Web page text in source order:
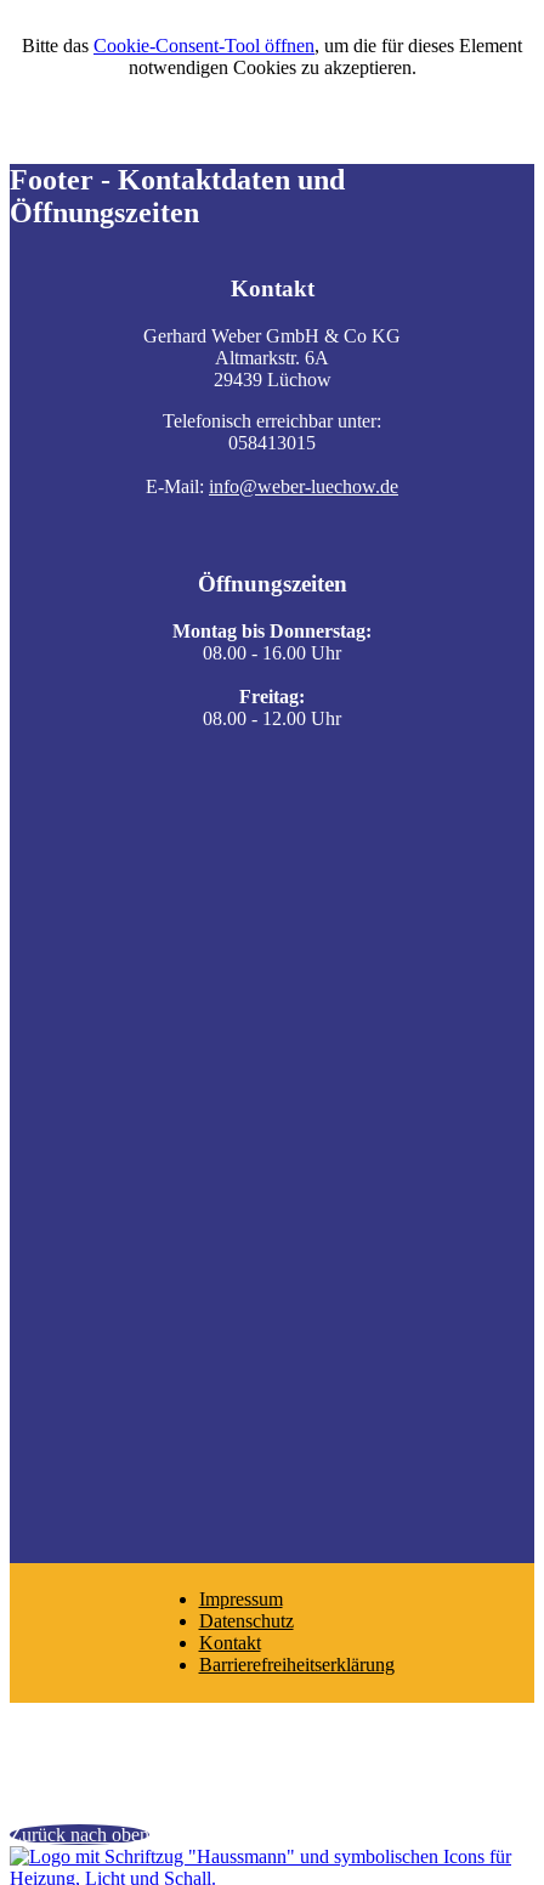
Bitte das Cookie-Consent-Tool öffnen, um die für dieses Element
notwendigen Cookies zu akzeptieren.
Footer - Kontaktdaten und
Öffnungszeiten
Kontakt
Gerhard Weber GmbH & Co KG
Altmarkstr. 6A
29439 Lüchow
Telefonisch erreichbar unter:
058413015
E-Mail: info@weber-luechow.de
Öffnungszeiten
Montag bis Donnerstag:
08.00 - 16.00 Uhr
Freitag:
08.00 - 12.00 Uhr
Impressum
Datenschutz
Kontakt
Barrierefreiheitserklärung
Zurück nach oben